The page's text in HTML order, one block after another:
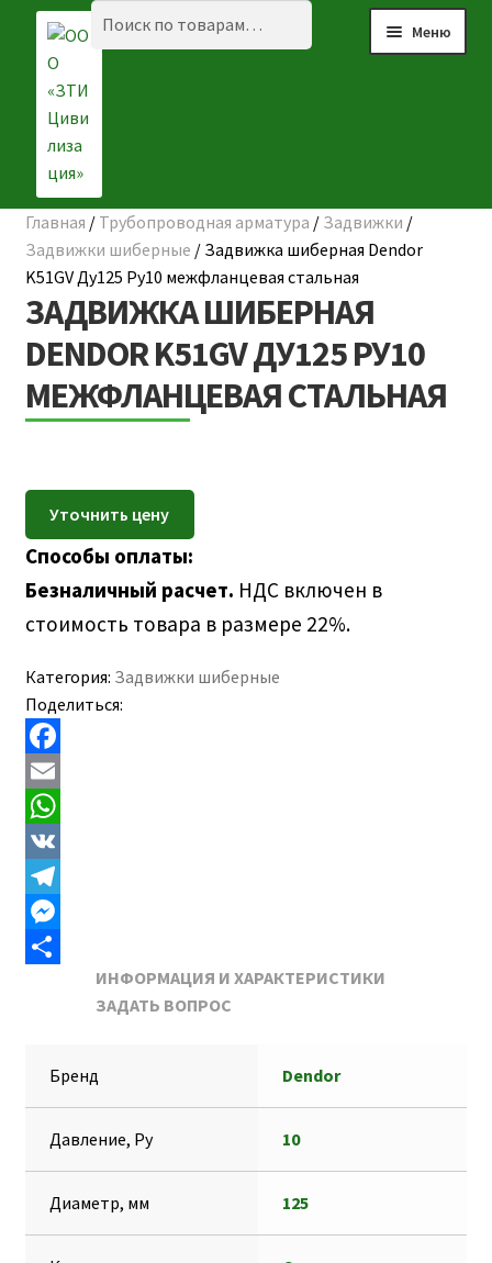
Перейти
навигации
Перейти
содержимому
Искать:
Поиск
Меню
☰ КАТАЛОГ
ГЛАВНАЯ
О КОМПАНИИ
НАШИ ОБЪЕКТЫ
ПОЛЕЗНАЯ ИНФОРМАЦИЯ
КОНТАКТЫ
Главная / Трубопроводная арматура / Задвижки /
Задвижки шиберные / Задвижка шиберная Dendor
K51GV Ду125 Ру10 межфланцевая стальная
ЗАДВИЖКА ШИБЕРНАЯ
DENDOR K51GV ДУ125 РУ10
МЕЖФЛАНЦЕВАЯ СТАЛЬНАЯ
Способы оплаты:
Безналичный расчет. НДС включен в
стоимость товара в размере 22%.
Категория: Задвижки шиберные
Поделиться:
F
a
c
e
b
o
E
m
a
W
h
a
t
V
K
T
eM
ИНФОРМАЦИЯ И ХАРАКТЕРИСТИКИ
ЗАДАТЬ ВОПРОС
Бренд Dendor
Давление, Ру 10
Диаметр, мм 125